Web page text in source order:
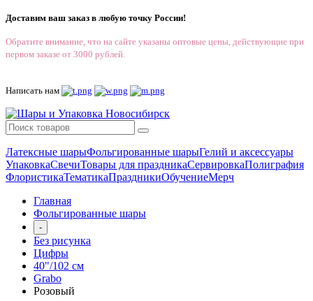
Доставим ваш заказ в любую точку России!
Обратите внимание, что на сайте указаны оптовые цены, действующие при
первом заказе от 3000 рублей.
Написать нам
Латексные шарыФольгированные шарыГелий и аксессуары
УпаковкаСвечиТовары для праздникаСервировкаПолиграфия
ФлористикаТематикаПраздникиОбучениеМерч
Главная
Фольгированные шары
-
Без рисунка
Цифры
40"/102 см
Grabo
Розовый